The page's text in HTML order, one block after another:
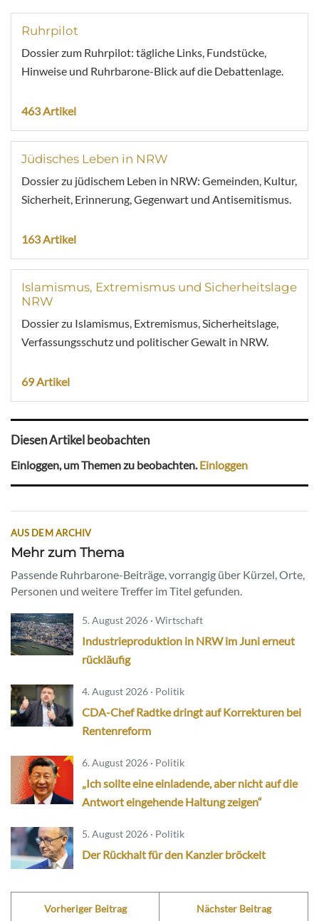
Ruhrpilot
Dossier zum Ruhrpilot: tägliche Links, Fundstücke,
Hinweise und Ruhrbarone-Blick auf die Debattenlage.
463 Artikel
Jüdisches Leben in NRW
Dossier zu jüdischem Leben in NRW: Gemeinden, Kultur,
Sicherheit, Erinnerung, Gegenwart und Antisemitismus.
163 Artikel
Islamismus, Extremismus und Sicherheitslage
NRW
Dossier zu Islamismus, Extremismus, Sicherheitslage,
Verfassungsschutz und politischer Gewalt in NRW.
69 Artikel
Diesen Artikel beobachten
Einloggen, um Themen zu beobachten.Einloggen
AUS DEM ARCHIV
Mehr zum Thema
Passende Ruhrbarone-Beiträge, vorrangig über Kürzel, Orte,
Personen und weitere Treffer im Titel gefunden.
5. August 2026 · Wirtschaft
Industrieproduktion in NRW im Juni erneut
rückläufig
4. August 2026 · Politik
CDA-Chef Radtke dringt auf Korrekturen bei
Rentenreform
6. August 2026 · Politik
„Ich sollte eine einladende, aber nicht auf die
Antwort eingehende Haltung zeigen“
5. August 2026 · Politik
Der Rückhalt für den Kanzler bröckelt
Vorheriger Beitrag Nächster Beitrag